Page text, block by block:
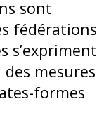
sont
fédérations
s’expriment
mesures
formes